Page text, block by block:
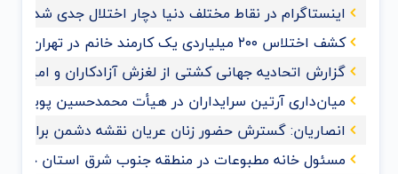
اینستاگرام در نقاط مختلف دنیا دچار اختلال جدی شد
کشف اختلاس ۲۰۰ میلیاردی یک کارمند خانم در تهران
گزارش اتحادیه جهانی کشتی از لغزش آزادکاران و
میان‌داری آرتین سرایداران در هیأت محمدحسین
انصاریان: گسترش حضور زنان عریان نقشه دشمن برای
مسئول خانه مطبوعات در منطقه جنوب شرق استان